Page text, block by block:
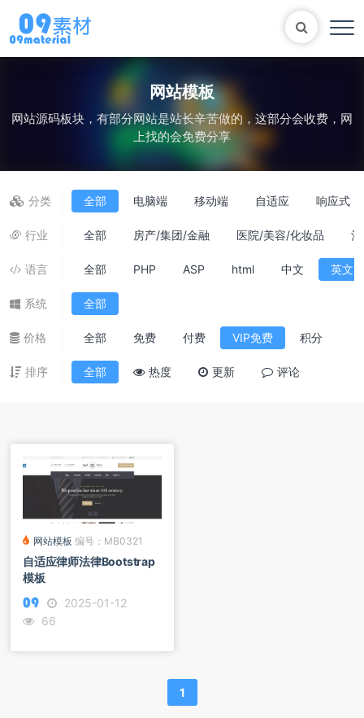
Bootstrap 表单 尼尔机械纪元 轮播
知识库
网站模板
网站源码板块，有部分网站是站长辛苦做的，这部分会收费，网
上找的会免费分享
分类 全部 电脑端 移动端 自适应 响应式
行业 全部 房产/集团/金融 医院/美容/化妆品
语言 全部 PHP ASP html 中文 英文
系统 全部
价格 全部 免费 付费 VIP免费 积分
排序 全部 热度 更新 评论
网站模板 编号：MB0321
自适应律师法律Bootstrap
模板
2025-01-12
66
1